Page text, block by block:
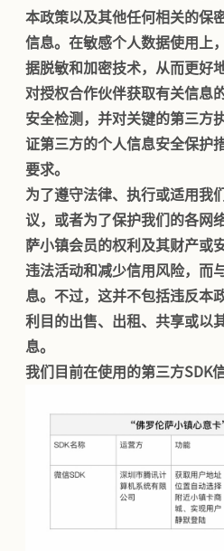
本政策以及其他任何相关的保
信息。在敏感个人数据使用上
据脱敏和加密技术，从而更好
对授权合作伙伴获取有关信息
安全检测，并对关键的第三方
证第三方的个人信息安全保护
要求。
为了遵守法律、执行或适用我
议，或者为了保护我们的各网
萨小镇会员的权利及其财产或
违法活动和减少信用风险，而
息。不过，这并不包括违反本
利目的出售、出租、共享或以
息。
我们目前在使用的第三方SDK